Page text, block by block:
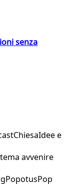
senza
ChiesaIdee e
avvenire
PopotusPop